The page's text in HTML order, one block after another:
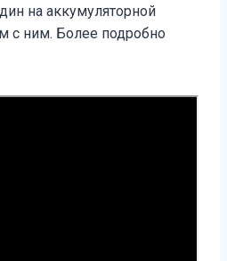
на аккумуляторной
с ним. Более подробно